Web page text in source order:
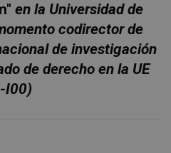
en la Universidad de
codirector de
de investigación
de derecho en la UE
I00)